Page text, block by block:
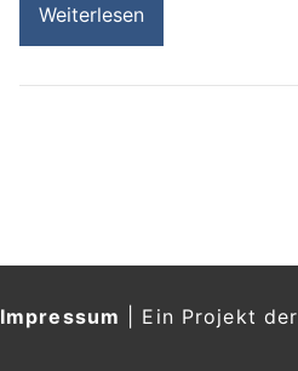
Weiterlesen
Impressum Ein Projekt der